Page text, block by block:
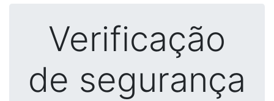
Verificação
de segurança